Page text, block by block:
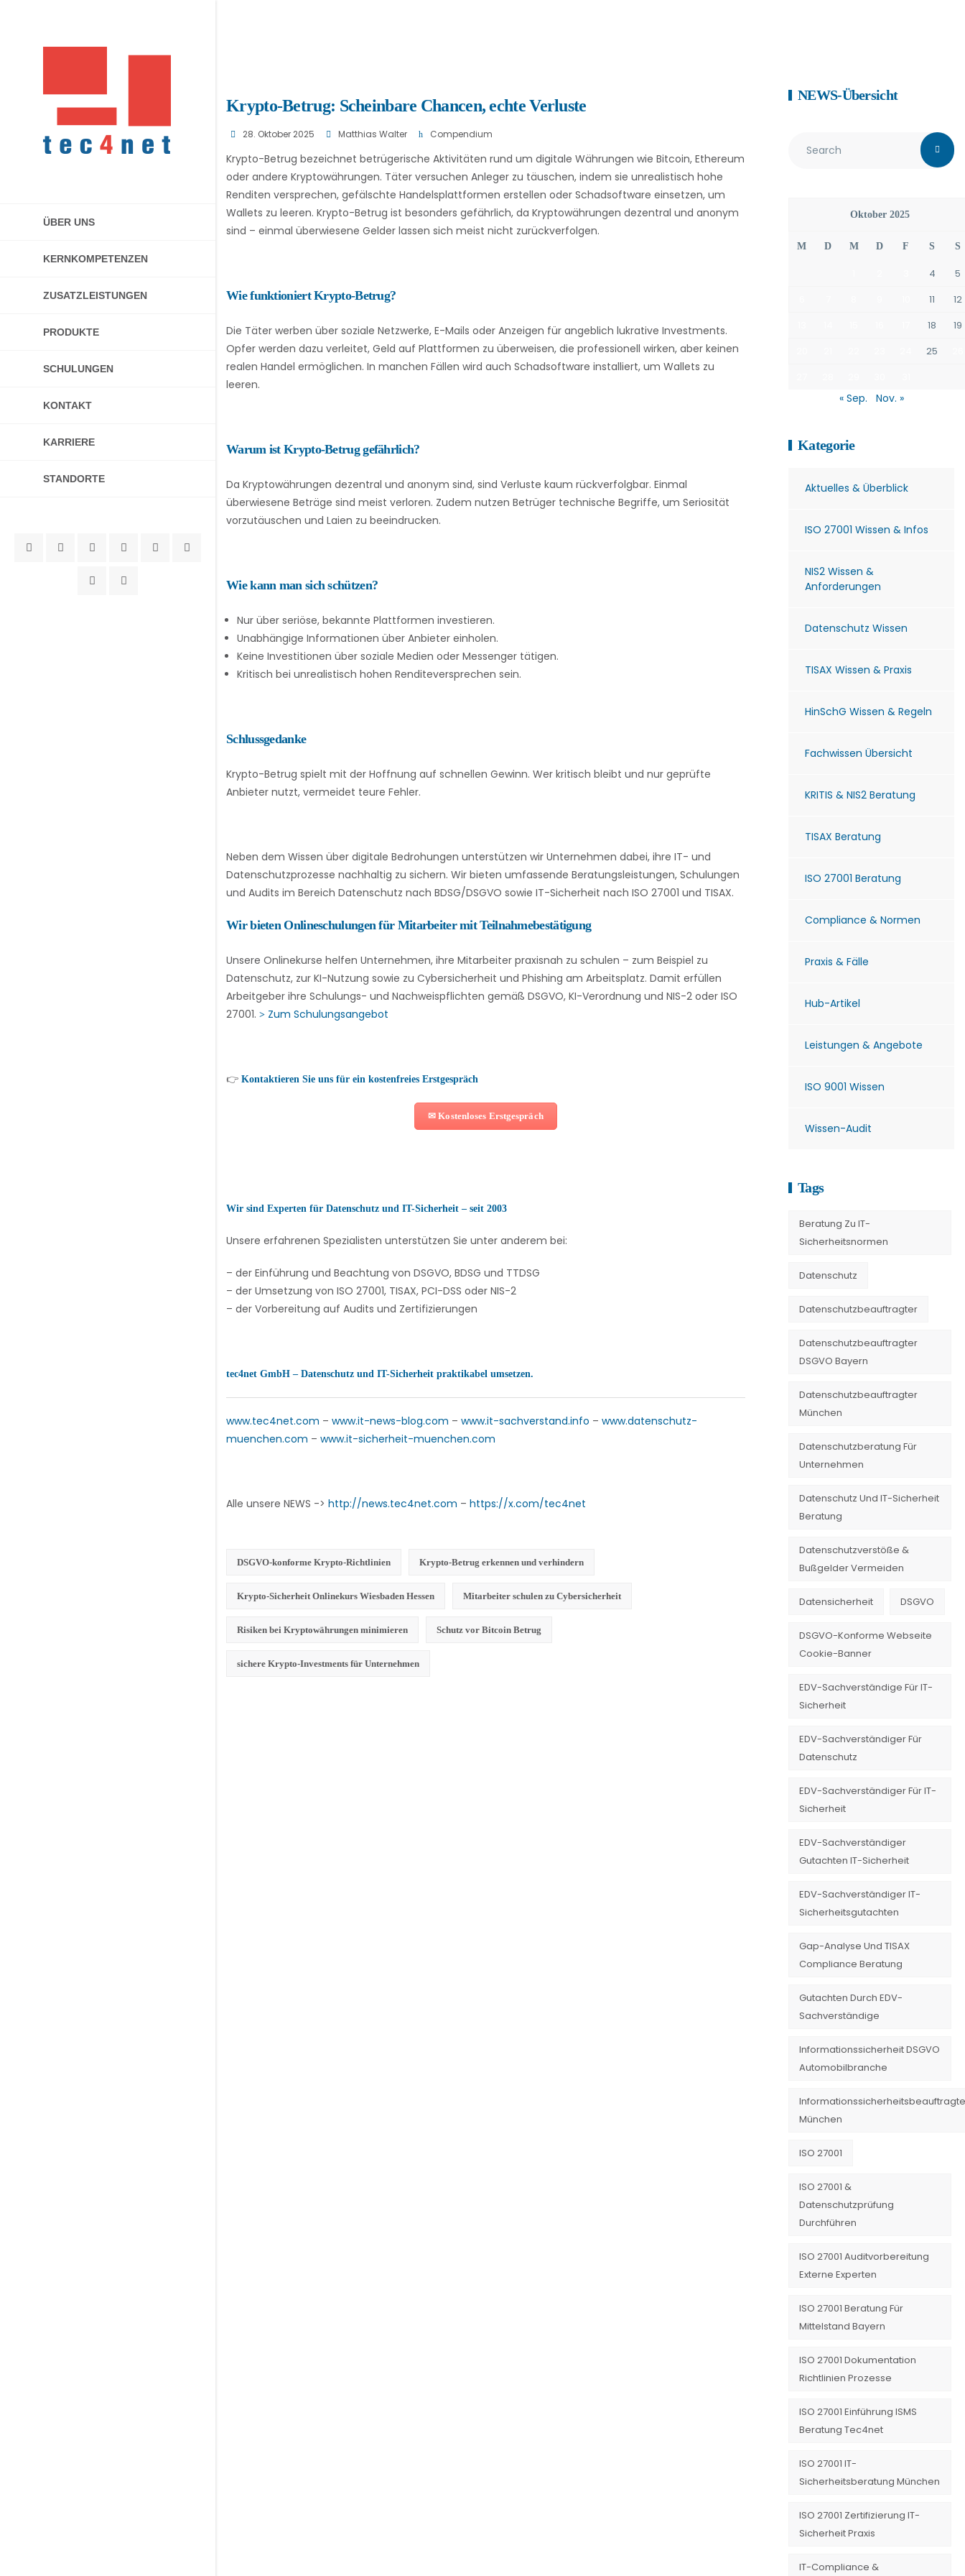
ÜBER UNS
KERNKOMPETENZEN
ZUSATZLEISTUNGEN
PRODUKTE
SCHULUNGEN
KONTAKT
KARRIERE
STANDORTE
Krypto-Betrug: Scheinbare Chancen, echte Verluste
28. Oktober 2025 Matthias Walter Compendium
Krypto-Betrug bezeichnet betrügerische Aktivitäten rund um digitale Währungen wie Bitcoin, Ethereum
oder andere Kryptowährungen. Täter versuchen Anleger zu täuschen, indem sie unrealistisch hohe
Renditen versprechen, gefälschte Handelsplattformen erstellen oder Schadsoftware einsetzen, um
Wallets zu leeren. Krypto-Betrug ist besonders gefährlich, da Kryptowährungen dezentral und anonym
sind – einmal überwiesene Gelder lassen sich meist nicht zurückverfolgen.
Wie funktioniert Krypto-Betrug?
Die Täter werben über soziale Netzwerke, E-Mails oder Anzeigen für angeblich lukrative Investments.
Opfer werden dazu verleitet, Geld auf Plattformen zu überweisen, die professionell wirken, aber keinen
realen Handel ermöglichen. In manchen Fällen wird auch Schadsoftware installiert, um Wallets zu
leeren.
Warum ist Krypto-Betrug gefährlich?
Da Kryptowährungen dezentral und anonym sind, sind Verluste kaum rückverfolgbar. Einmal
überwiesene Beträge sind meist verloren. Zudem nutzen Betrüger technische Begriffe, um Seriosität
vorzutäuschen und Laien zu beeindrucken.
Wie kann man sich schützen?
Nur über seriöse, bekannte Plattformen investieren.
Unabhängige Informationen über Anbieter einholen.
Keine Investitionen über soziale Medien oder Messenger tätigen.
Kritisch bei unrealistisch hohen Renditeversprechen sein.
Schlussgedanke
Krypto-Betrug spielt mit der Hoffnung auf schnellen Gewinn. Wer kritisch bleibt und nur geprüfte
Anbieter nutzt, vermeidet teure Fehler.
Neben dem Wissen über digitale Bedrohungen unterstützen wir Unternehmen dabei, ihre IT- und
Datenschutzprozesse nachhaltig zu sichern. Wir bieten umfassende Beratungsleistungen, Schulungen
und Audits im Bereich Datenschutz nach BDSG/DSGVO sowie IT-Sicherheit nach ISO 27001 und TISAX.
Wir bieten Onlineschulungen für Mitarbeiter mit Teilnahmebestätigung
Unsere Onlinekurse helfen Unternehmen, ihre Mitarbeiter praxisnah zu schulen – zum Beispiel zu
Datenschutz, zur KI-Nutzung sowie zu Cybersicherheit und Phishing am Arbeitsplatz. Damit erfüllen
Arbeitgeber ihre Schulungs- und Nachweispflichten gemäß DSGVO, KI-Verordnung und NIS-2 oder ISO
27001. > Zum Schulungsangebot
👉 Kontaktieren Sie uns für ein kostenfreies Erstgespräch
✉ Kostenloses Erstgespräch
Wir sind Experten für Datenschutz und IT-Sicherheit – seit 2003
Unsere erfahrenen Spezialisten unterstützen Sie unter anderem bei:
– der Einführung und Beachtung von DSGVO, BDSG und TTDSG
– der Umsetzung von ISO 27001, TISAX, PCI-DSS oder NIS-2
– der Vorbereitung auf Audits und Zertifizierungen
tec4net GmbH – Datenschutz und IT-Sicherheit praktikabel umsetzen.
www.tec4net.com – www.it-news-blog.com – www.it-sachverstand.info – www.datenschutz-
muenchen.com – www.it-sicherheit-muenchen.com
Alle unsere NEWS -> http://news.tec4net.com – https://x.com/tec4net
DSGVO-konforme Krypto-Richtlinien Krypto-Betrug erkennen und verhindern
Krypto-Sicherheit Onlinekurs Wiesbaden Hessen Mitarbeiter schulen zu Cybersicherheit
Risiken bei Kryptowährungen minimieren Schutz vor Bitcoin Betrug
sichere Krypto-Investments für Unternehmen
NEWS-Übersicht
Oktober 2025
M D M D F S S
4
5
11
12
18
19
25
« Sep. Nov. »
Kategorie
Aktuelles & Überblick
ISO 27001 Wissen & Infos
NIS2 Wissen &
Anforderungen
Datenschutz Wissen
TISAX Wissen & Praxis
HinSchG Wissen & Regeln
Fachwissen Übersicht
KRITIS & NIS2 Beratung
TISAX Beratung
ISO 27001 Beratung
Compliance & Normen
Praxis & Fälle
Hub-Artikel
Leistungen & Angebote
ISO 9001 Wissen
Wissen-Audit
Tags
Beratung Zu IT-
Sicherheitsnormen
Datenschutz
Datenschutzbeauftragter
Datenschutzbeauftragter
DSGVO Bayern
Datenschutzbeauftragter
München
Datenschutzberatung Für
Unternehmen
Datenschutz Und IT-Sicherheit
Beratung
Datenschutzverstöße &
Bußgelder Vermeiden
Datensicherheit DSGVO
DSGVO-Konforme Webseite
Cookie-Banner
EDV-Sachverständige Für IT-
Sicherheit
EDV-Sachverständiger Für
Datenschutz
EDV-Sachverständiger Für IT-
Sicherheit
EDV-Sachverständiger
Gutachten IT-Sicherheit
EDV-Sachverständiger IT-
Sicherheitsgutachten
Gap-Analyse Und TISAX
Compliance Beratung
Gutachten Durch EDV-
Sachverständige
Informationssicherheit DSGVO
Automobilbranche
München
ISO 27001
ISO 27001 &
Datenschutzprüfung
Durchführen
ISO 27001 Auditvorbereitung
Externe Experten
ISO 27001 Beratung Für
Mittelstand Bayern
ISO 27001 Dokumentation
Richtlinien Prozesse
ISO 27001 Einführung ISMS
Beratung Tec4net
ISO 27001 IT-
Sicherheitsberatung München
ISO 27001 Zertifizierung IT-
Sicherheit Praxis
IT-Compliance &